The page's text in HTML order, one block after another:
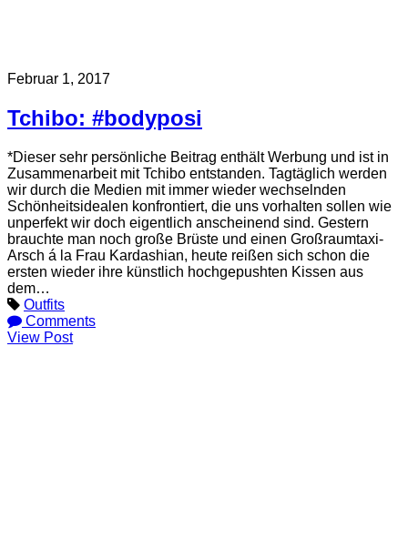
Februar 1, 2017
Tchibo: #bodyposi
*Dieser sehr persönliche Beitrag enthält Werbung und ist in
Zusammenarbeit mit Tchibo entstanden. Tagtäglich werden
wir durch die Medien mit immer wieder wechselnden
Schönheitsidealen konfrontiert, die uns vorhalten sollen wie
unperfekt wir doch eigentlich anscheinend sind. Gestern
brauchte man noch große Brüste und einen Großraumtaxi-
Arsch á la Frau Kardashian, heute reißen sich schon die
ersten wieder ihre künstlich hochgepushten Kissen aus
dem…
Outfits
Comments
View Post